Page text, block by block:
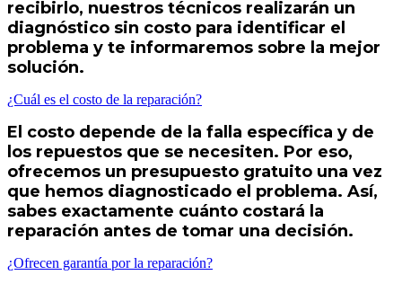
recibirlo, nuestros técnicos realizarán un
diagnóstico sin costo para identificar el
problema y te informaremos sobre la mejor
solución.
¿Cuál es el costo de la reparación?
El costo depende de la falla específica y de
los repuestos que se necesiten. Por eso,
ofrecemos un presupuesto gratuito una vez
que hemos diagnosticado el problema. Así,
sabes exactamente cuánto costará la
reparación antes de tomar una decisión.
¿Ofrecen garantía por la reparación?